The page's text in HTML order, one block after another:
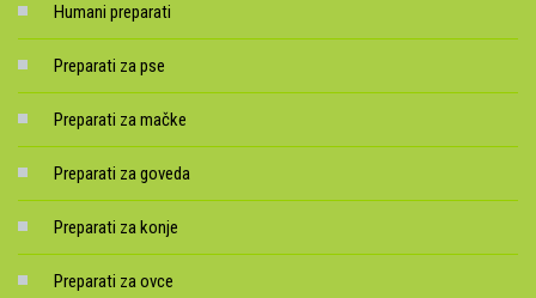
Humani preparati
Preparati za pse
Preparati za mačke
Preparati za goveda
Preparati za konje
Preparati za ovce